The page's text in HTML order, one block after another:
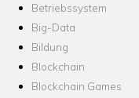
Betriebssystem
Big-Data
Bildung
Blockchain
Blockchain Games